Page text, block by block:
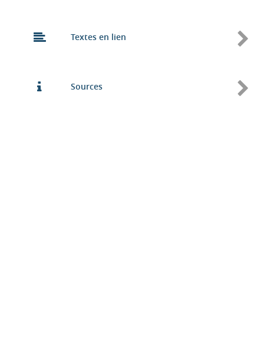
Textes en lien
Sources